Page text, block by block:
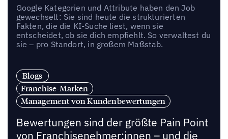
Google Kategorien und Attribute haben den Job
gewechselt: Sie sind heute die strukturierten
Fakten, die die KI-Suche liest, wenn sie
entscheidet, ob sie dich empfiehlt. So verwaltest du
sie – pro Standort, in großem Maßstab.
Blogs
Franchise-Marken
Management von Kundenbewertungen
Bewertungen sind der größte Pain Point
von Franchisenehmer:innen – und die